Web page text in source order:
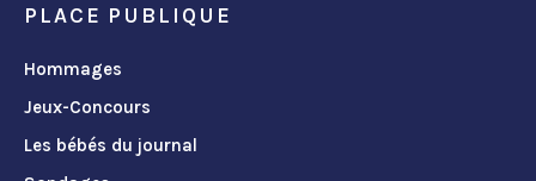
PLACE PUBLIQUE
Hommages
Jeux-Concours
Les bébés du journal